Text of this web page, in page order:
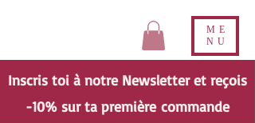
ME
NU
Inscris toi à notre Newsletter et reçois
-10% sur ta premièrecommande